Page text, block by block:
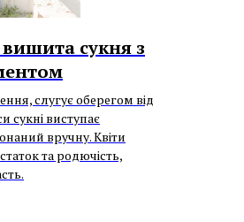
сукня з
слугує оберегом від
сукні виступає
вручну. Квіти
та родючість,